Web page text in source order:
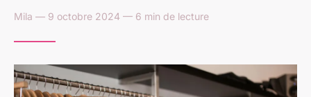
Mila — 9 octobre 2024 — 6 min de lecture